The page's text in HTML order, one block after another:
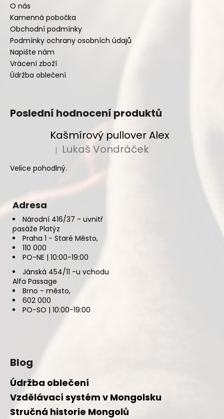
O nás
Kamenná pobočka
Obchodní podmínky
Podmínky ochrany osobních údajů
Napište nám
Vrácení zboží
Údržba oblečení
Poslední hodnocení produktů
Kašmírový pullover Alex
Hodnocení produktu je 5 z 5 hvězdiček.
| Lukaš Vondráček
Velice pohodlný.
Adresa
Národní 416/37 - uvnitř
pasáže Platýz
Praha 1 - Staré Město,
110 000
PO-NE | 10:00-19:00
Jánská 454/11 -u vchodu
Alfa Passage
Brno - město,
602 000
PO-SO | 10:00-19:00
Blog
Údržba oblečení
Vzdělávací systém v Mongolsku
Stručná historie Mongolů